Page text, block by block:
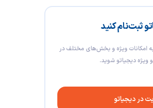
ثبت‌نام کنید
امکانات ویژه و بخش‌های مختلف در
ویژه دیجیاتو شوید.
در دیجیاتو